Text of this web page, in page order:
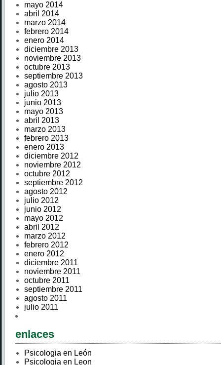
mayo 2014
abril 2014
marzo 2014
febrero 2014
enero 2014
diciembre 2013
noviembre 2013
octubre 2013
septiembre 2013
agosto 2013
julio 2013
junio 2013
mayo 2013
abril 2013
marzo 2013
febrero 2013
enero 2013
diciembre 2012
noviembre 2012
octubre 2012
septiembre 2012
agosto 2012
julio 2012
junio 2012
mayo 2012
abril 2012
marzo 2012
febrero 2012
enero 2012
diciembre 2011
noviembre 2011
octubre 2011
septiembre 2011
agosto 2011
julio 2011
enlaces
Psicologia en León
Psicologia en Leon